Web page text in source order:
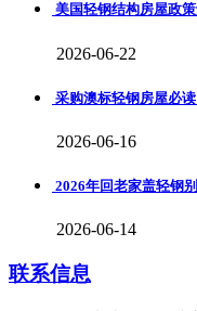
美国轻钢结构房屋政
2026-06-22
采购澳标轻钢房屋必
2026-06-16
2026年回老家盖轻钢
2026-06-14
联系信息